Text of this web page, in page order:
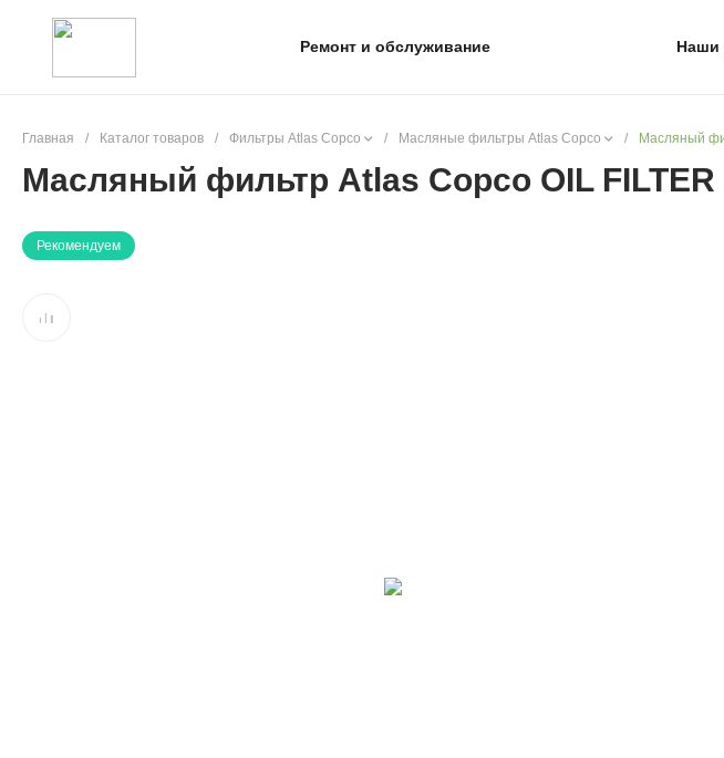
Ремонт и обслуживание Наши
Главная / Каталог товаров / Фильтры Atlas Copco / Масляные фильтры Atlas Copco / Масляный
Масляный фильтр Atlas Copco OIL FILTER
Рекомендуем